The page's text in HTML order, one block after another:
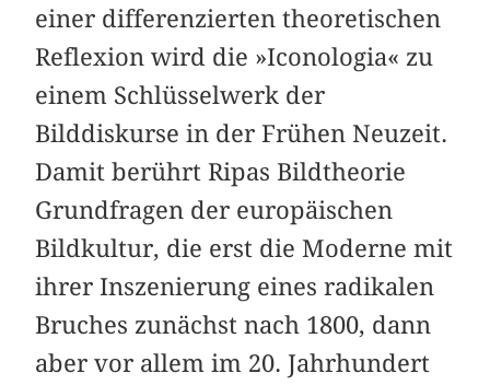
einer differenzierten theoretischen
Reflexion wird die »Iconologia« zu
einem Schlüsselwerk der
Bilddiskurse in der Frühen Neuzeit.
Damit berührt Ripas Bildtheorie
Grundfragen der europäischen
Bildkultur, die erst die Moderne mit
ihrer Inszenierung eines radikalen
Bruches zunächst nach 1800, dann
aber vor allem im 20. Jahrhundert